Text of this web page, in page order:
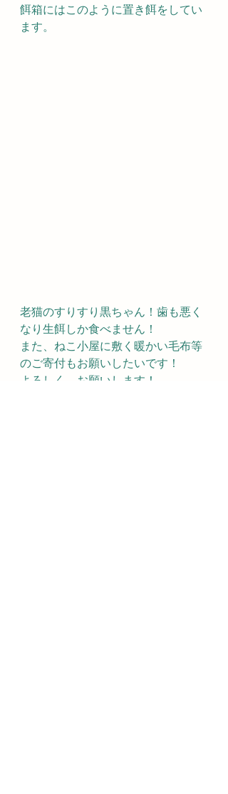
餌箱にはこのように置き餌をしてい
ます。
老猫のすりすり黒ちゃん！歯も悪く
なり生餌しか食べません！
また、ねこ小屋に敷く暖かい毛布等
のご寄付もお願いしたいです！
よろしく、お願いします！